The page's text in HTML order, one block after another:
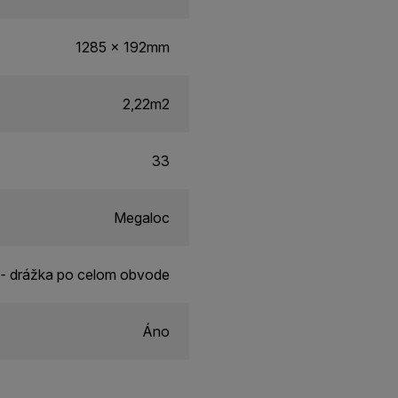
1285 x 192mm
2,22m2
33
Megaloc
drážka po celom obvode
Áno